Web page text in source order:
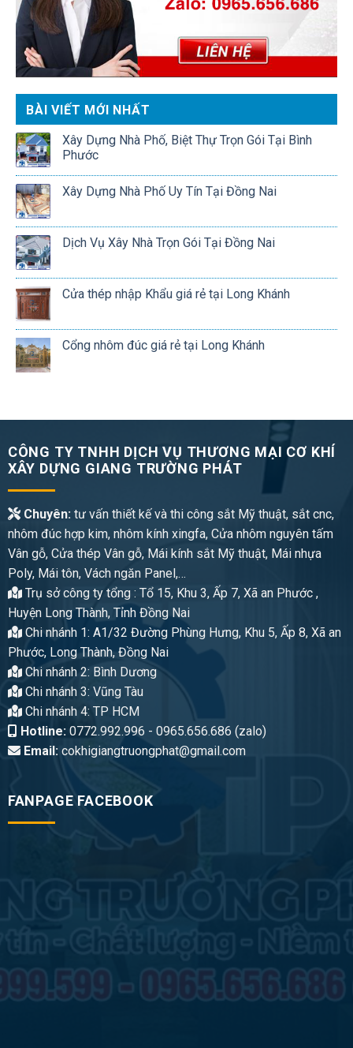
BÀI VIẾT MỚI NHẤT
Xây Dựng Nhà Phố, Biệt Thự Trọn Gói Tại Bình
Phước
Xây Dựng Nhà Phố Uy Tín Tại Đồng Nai
Dịch Vụ Xây Nhà Trọn Gói Tại Đồng Nai
Cửa thép nhập Khẩu giá rẻ tại Long Khánh
Cổng nhôm đúc giá rẻ tại Long Khánh
CÔNG TY TNHH DỊCH VỤ THƯƠNG MẠI CƠ KHÍ
XÂY DỰNG GIANG TRƯỜNG PHÁT
Chuyên:tư vấn thiết kế và thi công sắt Mỹ thuật, sắt cnc,
nhôm đúc hợp kim, nhôm kính xingfa, Cửa nhôm nguyên tấm
Vân gỗ, Cửa thép Vân gỗ, Mái kính sắt Mỹ thuật, Mái nhựa
Poly, Mái tôn, Vách ngăn Panel,…
Trụ sở công ty tổng : Tổ 15, Khu 3, Ấp 7, Xã an Phước ,
Huyện Long Thành, Tỉnh Đồng Nai
Chi nhánh 1: A1/32 Đường Phùng Hưng, Khu 5, Ấp 8, Xã an
Phước, Long Thành, Đồng Nai
Chi nhánh 2: Bình Dương
Chi nhánh 3: Vũng Tàu
Chi nhánh 4: TP HCM
Hotline:0772.992.996 - 0965.656.686 (zalo)
Email:cokhigiangtruongphat@gmail.com
FANPAGE FACEBOOK